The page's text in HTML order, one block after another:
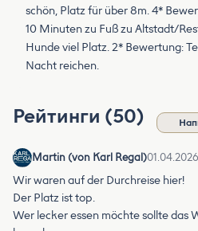
schön, Platz für über 8m. 4*
10 Minuten zu Fuß zu Altstadt/
Hunde viel Platz. 2* Bewertung:
Nacht reichen.
Рейтинги (50)
Martin (von Karl Regal)01.04.2026
Wir waren auf der Durchreise hier!
Der Platz ist top.
Wer lecker essen möchte sollte das